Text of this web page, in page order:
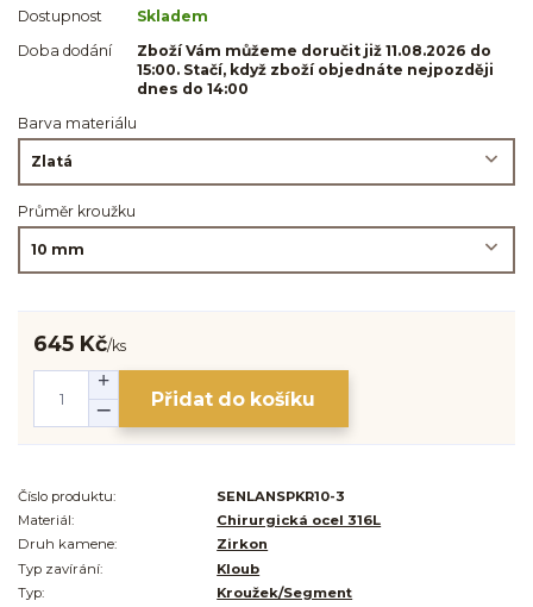
Dostupnost
Skladem
Doba dodání
Zboží Vám můžeme doručit již 11.08.2026 do
15:00. Stačí, když zboží objednáte nejpozději
dnes do 14:00
Barva materiálu
Průměr kroužku
645 Kč/ks
Přidat do košíku
Číslo produktu:
SENLANSPKR10-3
Materiál:
Chirurgická ocel 316L
Druh kamene:
Zirkon
Typ zavírání:
Kloub
Typ:
Kroužek/Segment